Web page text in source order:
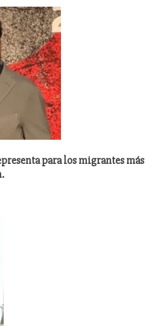
para los migrantes más